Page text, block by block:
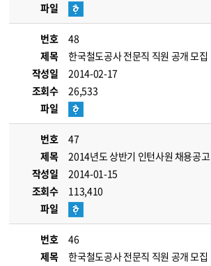
파일
번호
48
제목
한국철도공사 전문직 직원 공개 모집
작성일
2014-02-17
조회수
26,533
파일
번호
47
제목
2014년도 상반기 인턴사원 채용공고
작성일
2014-01-15
조회수
113,410
파일
번호
46
제목
한국철도공사 전문직 직원 공개 모집